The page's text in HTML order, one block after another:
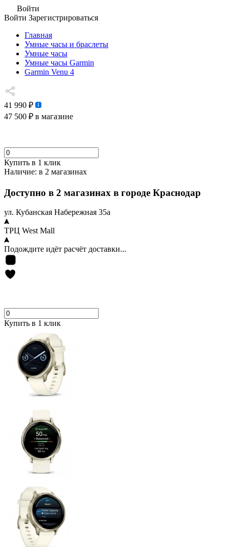
Войти
Войти Зарегистрироваться
Главная
Умные часы и браслеты
Умные часы
Умные часы Garmin
Garmin Venu 4
41 990 ₽
47 500 ₽ в магазине
Купить в 1 клик
Наличие: в 2 магазинах
Доступно в 2 магазинах в городе Краснодар
ул. Кубанская Набережная 35а
ТРЦ West Mall
Подождите идёт расчёт доставки...
Купить в 1 клик